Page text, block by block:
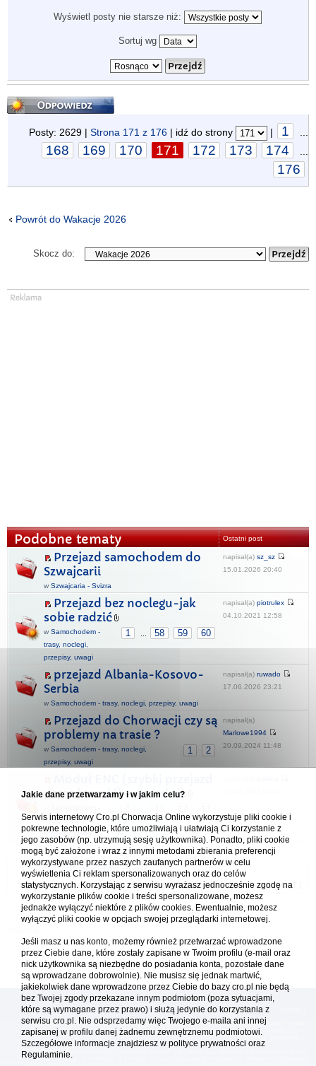
Wyświetl posty nie starsze niż:
Sortuj wg
Odpowiedz
Posty: 2629 | Strona 171 z 176 | idź do strony | 1 ...
168 169 170 171 172 173 174 ...
176
Powrót do Wakacje 2026
Skocz do:
Podobne tematy Ostatni post
Przejazd samochodem do
Szwajcarii
w Szwajcaria - Svizra
napisał(a) sz_sz
15.01.2026 20:40
Przejazd bez noclegu-jak
sobie radzić
1 ... 58 59 60
w Samochodem -
trasy, noclegi,
przepisy, uwagi
napisał(a) piotrulex
04.10.2021 12:58
przejazd Albania-Kosovo-
Serbia
w Samochodem - trasy, noclegi, przepisy, uwagi
napisał(a) ruwado
17.06.2026 23:21
Przejazd do Chorwacji czy są
problemy na trasie ?
1 2
w Samochodem - trasy, noclegi,
przepisy, uwagi
napisał(a)
Marlowe1994
20.09.2024 11:48
przez bramki) - poradnik
trasy, noclegi,
przepisy, uwagi
Forum Chorwacja Online - Cro.pl
Usuń ciasteczka• Strefa czasowa: UTC + 1 (Polska - czas zimowy) [ DST
[reklama ] [
Platforma cro.pl© Chorwacja online™ wykorzystuje cookies do prawidłowego działania, te pliki
gromadzą na Twoim komputerze dane ułatwiające korzystanie z serwisu; więcej informacji w
Redakcja platformy cro.pl© Chorwacja online™ nie odpowiada za treści zamieszczone przez
użytkowników. Korzystanie z serwisu oznacza akceptację regulaminu. Serwis ma charakter
Jakie dane przetwarzamy i w jakim celu?
Serwis internetowy Cro.pl Chorwacja Online wykorzystuje pliki cookie i
pokrewne technologie, które umożliwiają i ułatwiają Ci korzystanie z
jego zasobów (np. utrzymują sesję użytkownika). Ponadto, pliki cookie
mogą być założone i wraz z innymi metodami zbierania preferencji
wykorzystywane przez naszych zaufanych partnerów w celu
wyświetlenia Ci reklam spersonalizowanych oraz do celów
statystycznych. Korzystając z serwisu wyrażasz jednocześnie zgodę na
wykorzystanie plików cookie i treści spersonalizowane, możesz
jednakże wyłączyć niektóre z plików cookies. Ewentualnie, możesz
wyłączyć pliki cookie w opcjach swojej przeglądarki internetowej.
Jeśli masz u nas konto, możemy również przetwarzać wprowadzone
przez Ciebie dane, które zostały zapisane w Twoim profilu (e-mail oraz
nick użytkownika są niezbędne do posiadania konta, pozostałe dane
są wprowadzane dobrowolnie). Nie musisz się jednak martwić,
jakiekolwiek dane wprowadzone przez Ciebie do bazy cro.pl nie będą
bez Twojej zgody przekazane innym podmiotom (poza sytuacjami,
które są wymagane przez prawo) i służą jedynie do korzystania z
serwisu cro.pl. Nie odsprzedamy więc Twojego e-maila ani innej
zapisanej w profilu danej żadnemu zewnętrznemu podmiotowi.
Szczegółowe informacje znajdziesz w polityce prywatności oraz
Regulaminie.